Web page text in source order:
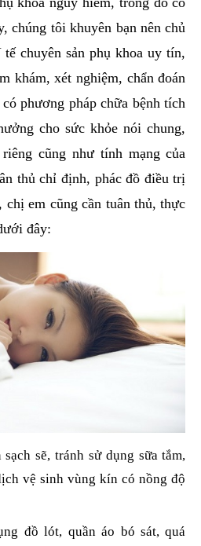
chúng tôi khuyên bạn nên chủ
chuyên sản phụ khoa uy tín,
khám, xét nghiệm, chẩn đoán
phương pháp chữa bệnh tích
cho sức khỏe nói chung,
cũng như tính mạng của
thủ chỉ định, phác đồ điều trị
chị em cũng cần tuân thủ, thực
đây:
sẽ, tránh sử dụng sữa tắm,
vệ sinh vùng kín có nồng độ
đồ lót, quần áo bó sát, quá